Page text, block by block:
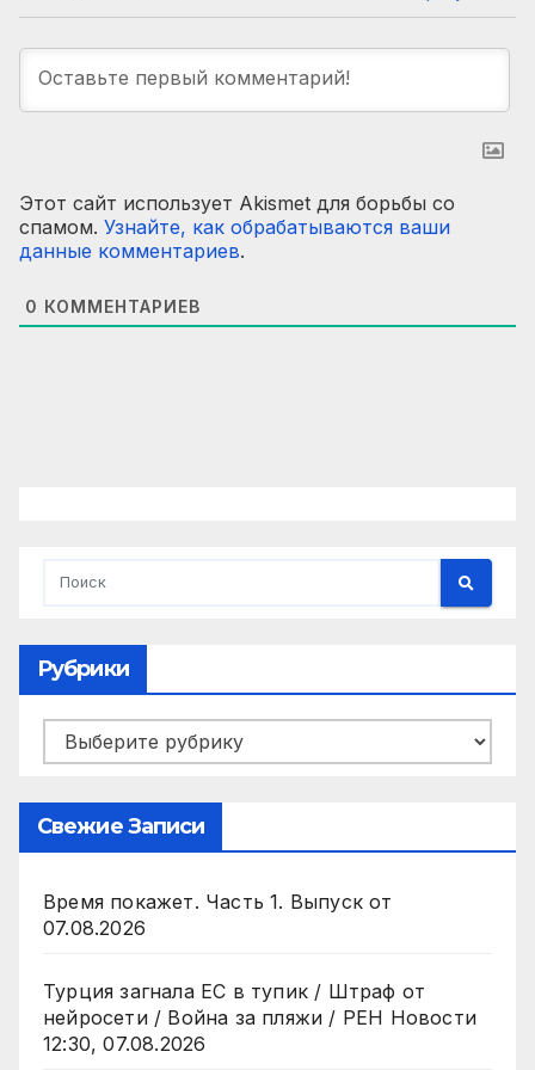
Этот сайт использует Akismet для борьбы со
спамом. Узнайте, как обрабатываются ваши
данные комментариев.
0 КОММЕНТАРИЕВ
Рубрики
Рубрики
Свежие Записи
Время покажет. Часть 1. Выпуск от
07.08.2026
Турция загнала ЕС в тупик / Штраф от
нейросети / Война за пляжи / РЕН Новости
12:30, 07.08.2026